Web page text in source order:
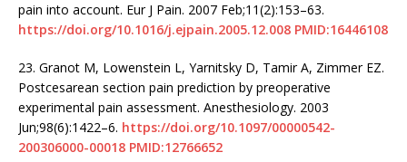
pain into account. Eur J Pain. 2007 Feb;11(2):153–63.
https://doi.org/10.1016/j.ejpain.2005.12.008 PMID:16446108
23. Granot M, Lowenstein L, Yarnitsky D, Tamir A, Zimmer EZ.
Postcesarean section pain prediction by preoperative
experimental pain assessment. Anesthesiology. 2003
Jun;98(6):1422–6. https://doi.org/10.1097/00000542-
200306000-00018 PMID:12766652